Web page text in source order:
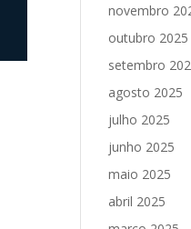
novembro
outubro 2025
setembro
agosto 2025
julho 2025
junho 2025
maio 2025
abril 2025